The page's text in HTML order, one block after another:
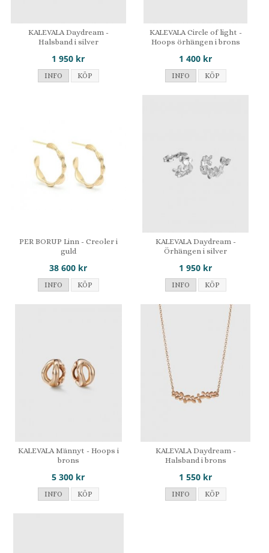
KALEVALA Daydream -
Halsband i silver
1 950 kr
INFO KÖP
KALEVALA Circle of light -
Hoops örhängen i brons
1 400 kr
INFO KÖP
PER BORUP Linn - Creoler i
guld
38 600 kr
INFO KÖP
KALEVALA Daydream -
Örhängen i silver
1 950 kr
INFO KÖP
KALEVALA Männyt - Hoops i
brons
5 300 kr
INFO KÖP
KALEVALA Daydream -
Halsband i brons
1 550 kr
INFO KÖP